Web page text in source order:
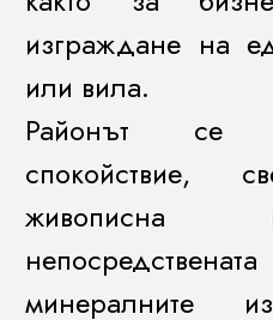
изграждане на
или вила.
Районът се
спокойствие,